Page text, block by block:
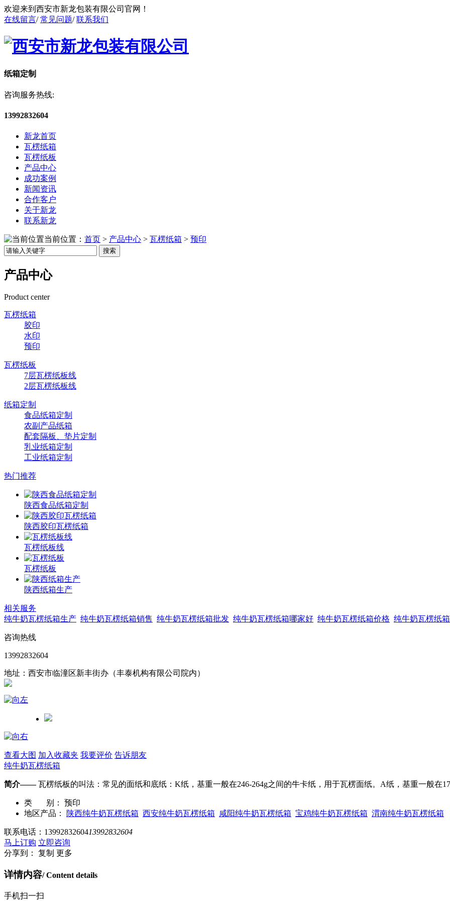
欢迎来到西安市新龙包装有限公司官网！
在线留言/常见问题/联系我们
纸箱定制
咨询服务热线:
13992832604
新龙首页
瓦楞纸箱
瓦楞纸板
产品中心
成功案例
新闻资讯
合作客户
关于新龙
联系新龙
当前位置： 首页 > 产品中心 > 瓦楞纸箱 > 预印
搜索
产品中心
Product center
瓦楞纸箱
胶印
水印
预印
瓦楞纸板
7层瓦楞纸板线
2层瓦楞纸板线
纸箱定制
食品纸箱定制
农副产品纸箱
配套隔板、垫片定制
乳业纸箱定制
工业纸箱定制
热门推荐
陕西食品纸箱定制
陕西胶印瓦楞纸箱
瓦楞纸板线
瓦楞纸板
陕西纸箱生产
相关服务
纯牛奶瓦楞纸箱生产 纯牛奶瓦楞纸箱销售 纯牛奶瓦楞纸箱批发 纯牛奶瓦楞纸箱哪家好 纯牛奶瓦楞纸箱价格 纯牛奶瓦楞纸
咨询热线
13992832604
地址：西安市临潼区新丰街办（丰泰机构有限公司院内）
查看大图 加入收藏夹 我要评价 告诉朋友
纯牛奶瓦楞纸箱
简介——瓦楞纸板的叫法：常见的面纸和底纸：K纸，基重一般在246-264g之间的牛卡纸，用于瓦楞面纸。A纸，基重一般在
类 别：
预印
地区产品：
陕西纯牛奶瓦楞纸箱 西安纯牛奶瓦楞纸箱 咸阳纯牛奶瓦楞纸箱 宝鸡纯牛奶瓦楞纸箱 渭南纯牛奶瓦楞纸箱
联系电话： 1399283260413992832604
马上订购 立即咨询
分享到：
复制 更多
详情内容/ Content details
手机扫一扫